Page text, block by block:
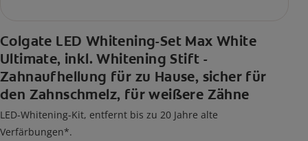
Colgate LED Whitening-Set Max White
Ultimate, inkl. Whitening Stift -
Zahnaufhellung für zu Hause, sicher für
den Zahnschmelz, für weißere Zähne
LED-Whitening-Kit, entfernt bis zu 20 Jahre alte
Verfärbungen*.